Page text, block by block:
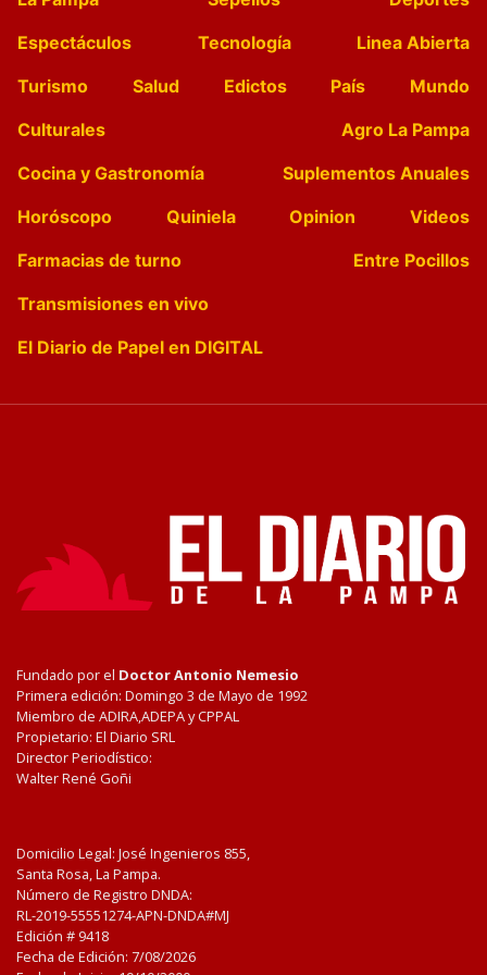
Espectáculos
Tecnología
Linea Abierta
Turismo
Salud Edictos País
Mundo
Culturales
Agro La Pampa
Cocina y Gastronomía
Suplementos Anuales
Horóscopo
Quiniela Opinion
Videos
Farmacias de turno
Entre Pocillos
Transmisiones en vivo
El Diario de Papel en DIGITAL
Fundado por el Doctor Antonio Nemesio
Primera edición: Domingo 3 de Mayo de 1992
Miembro de ADIRA,ADEPA y CPPAL
Propietario: El Diario SRL
Director Periodístico:
Walter René Goñi
Domicilio Legal: José Ingenieros 855,
Santa Rosa, La Pampa.
Número de Registro DNDA:
RL-2019-55551274-APN-DNDA#MJ
Edición # 9418
Fecha de Edición: 7/08/2026